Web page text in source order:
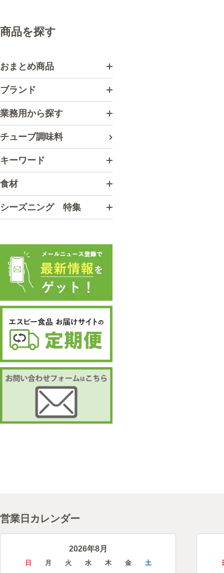
商品を探す
おまとめ商品
ブランド
業務用から探す
チューブ調味料
キーワード
食材
シーズニング 特集
営業日カレンダー
2026年8月
日 月 火 水 木 金 土